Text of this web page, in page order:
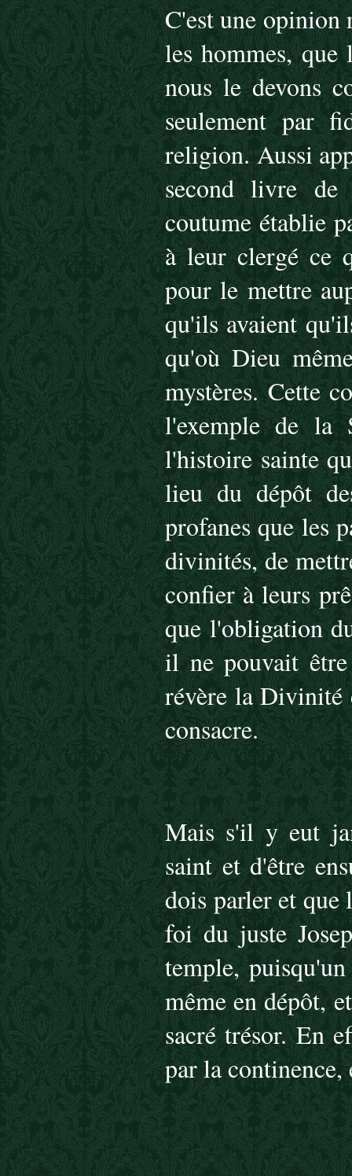
C'est une opinion
les hommes, que
nous le devons
seulement par
religion. Aussi
second livre de
coutume établie
à leur clergé ce
pour le mettre
qu'ils avaient
qu'où Dieu
mystères. Cette
l'exemple de la
l'histoire sainte
lieu du dépôt
profanes que les
divinités, de
confier à leurs
que l'obligation
il ne pouvait
révère la Divinité
consacre.
Mais s'il y eut
saint et d'être
dois parler et que
foi du juste
temple,
même en dépôt,
sacré trésor. En
par la continence,